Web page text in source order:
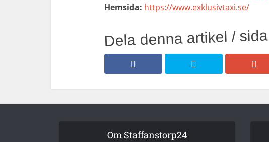
Hemsida: https://www.exklusivtaxi.se/
Dela denna artikel / sida
Om Staffanstorp24